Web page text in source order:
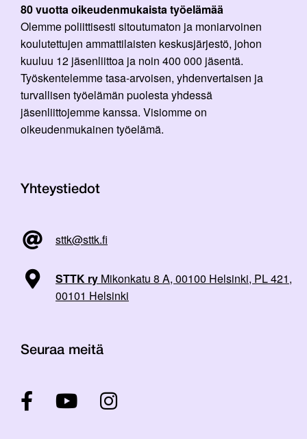
80 vuotta oikeudenmukaista työelämää
Olemme poliittisesti sitoutumaton ja moniarvoinen
koulutettujen ammattilaisten keskusjärjestö, johon
kuuluu 12 jäsenliittoa ja noin 400 000 jäsentä.
Työskentelemme tasa-arvoisen, yhdenvertaisen ja
turvallisen työelämän puolesta yhdessä
jäsenliittojemme kanssa. Visiomme on
oikeudenmukainen työelämä.
Yhteystiedot
sttk@sttk.fi
STTK ry Mikonkatu 8 A, 00100 Helsinki, PL 421,
00101 Helsinki
Seuraa meitä